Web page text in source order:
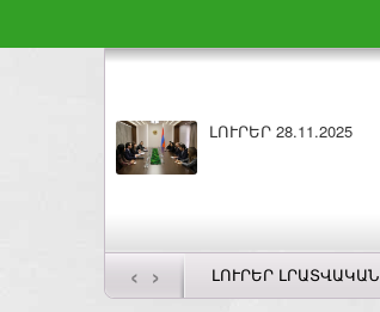
ԼՈՒՐԵՐ 27.11.2025
‹ › ԼՈՒՐԵՐ ԼՐԱՏՎԱԿԱՆ